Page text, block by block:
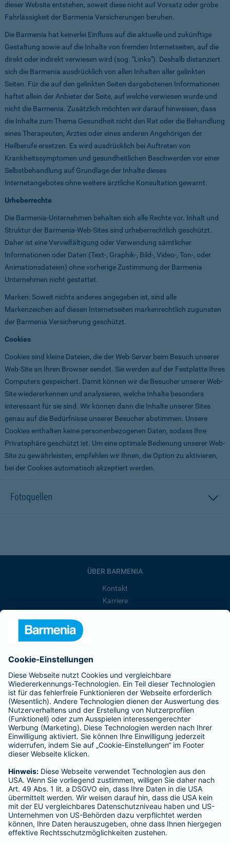
dieser Website entstehen, soweit diese nicht auf Vorsatz oder grobe
Fahrlässigkeit der Barmenia Versicherungen beruhen.
Die Barmenia hat keinerlei Einfluss auf die aktuelle und zukünftige
Gestaltung sowie auf die Inhalte von fremden Internetseiten, auf die
direkt oder indirekt verwiesen wird (sog. "Links"). Deshalb distanziert
sich die Barmenia ausdrücklich von allen Inhalten aller gelinkten
Seiten. Für die auf den gelinkten Seiten dargebotenen Informationen
haftet allein der Anbieter der Seite, auf welche verwiesen wurde und
nicht die Barmenia. Zusätzlich möchten wir darauf hinweisen, dass
die Inhalte zum Thema Gesundheit nicht den Rat oder die Behandlung
eines Therapeuten, Arztes oder eines anderen Angehörigen der
Heilberufe ersetzen. Es wird ausdrücklich bei Auftreten von
Krankheitssymptomen und gesundheitlichen Beschwerden vor einer
Selbstbehandlung auf Grundlage der Inhalte dieses
Internetangebotes ohne weitere ärztliche Konsultation gewarnt.
Urheberrechte
Die Barmenia-Unternehmen behalten sich alle Rechte vor. Inhalt und
Struktur der Barmenia-Web-Sites sind urheberrechtlich geschützt.
Daher ist eine Vervielfältigung oder Verwendung sämtlicher
Informationen oder Daten (Text-, Graphik-, Bild-, Video-, Ton-, oder
Animationsdateien) ohne vorherige Zustimmung der Barmenia
Unternehmen nicht gestattet.
Marken: Soweit nichts anderes angegeben ist, sind alle
Markenzeichen auf diesen Internetseiten markenrechtlich zugunsten
der Barmenia Versicherung geschützt.
Cookies
Cookies sind kleine Dateien, die der Web-Server beim Besuch unserer
Web-Site an Ihren Browser sendet. Sie werden auf der Festplatte Ihres
Computers gespeichert. Damit können wir die Besucher unserer Web-
Site wiedererkennen und analysieren, welche Inhalte besonders
interessant für sie sind. Wir können dann die Inhalte unserer Sites
genau auf die Bedürfnisse unserer Besucher abstimmen. Unsere
Cookies enthalten keine personenbezogenen Daten, sodass Ihre
Privatsphäre geschützt ist. Um eine optimale Bedienung unserer Web-
Site zu gewährleisten, empfehlen wir Ihnen, die Option zu aktivieren,
bei der Cookies automatisch akzeptiert werden.
Fotoquellen
ÜBER BARMENIA
Kontakt
Karriere
Barmenia ist Teil der BarmeniaGothaer
BELIEBTE SEITEN
Kranken-Zusatzversicherung
Tierversicherungen
Haftpflichtversicherung
Hausratversicherung
Adresse ändern
Schaden melden
Kilometerstandsmeldung
Serviceübersicht